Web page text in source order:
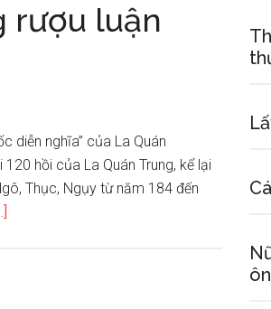
rượu luận
diễn nghĩa” của La Quán
hồi của La Quán Trung, kể lại
Thục, Ngụy từ năm 184 đến